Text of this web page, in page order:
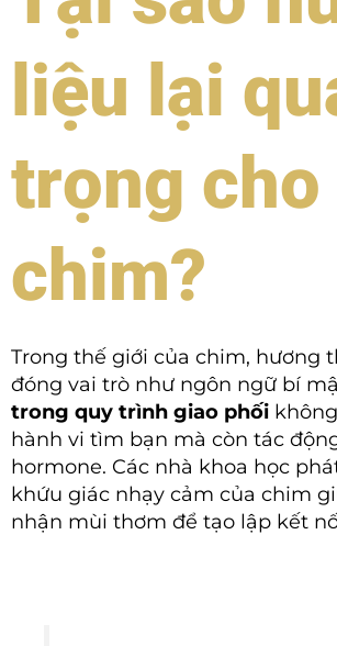
liệu lại
trọng cho
chim?
Trong thế giới của chim, hương
đóng vai trò như ngôn ngữ bí
trong quy trình giao phối
hành vi tìm bạn mà còn tác
hormone. Các nhà khoa học
khứu giác nhạy cảm của chim
nhận mùi thơm để tạo lập kết